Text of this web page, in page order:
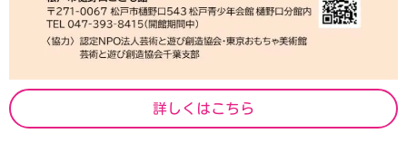
詳しくはこちら